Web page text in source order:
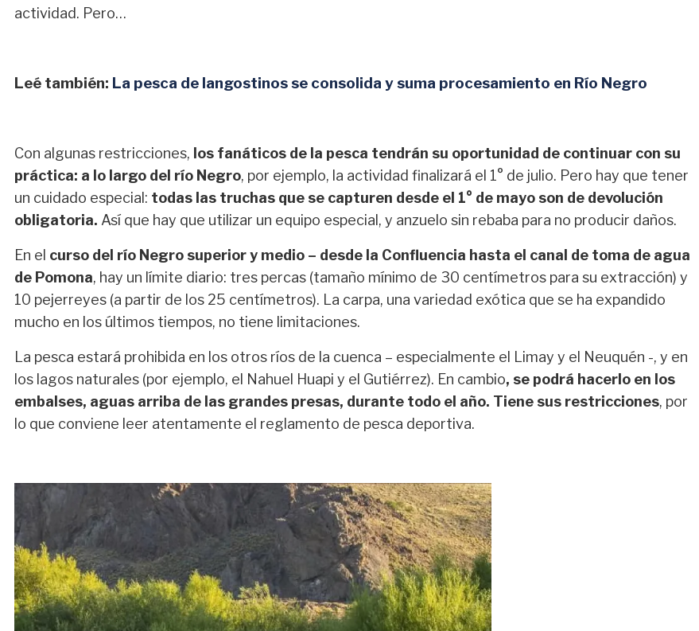
actividad. Pero…
Leé también: La pesca de langostinos se consolida y suma procesamiento en Río Negro
Con algunas restricciones, los fanáticos de la pesca tendrán su oportunidad de continuar con su
práctica: a lo largo del río Negro, por ejemplo, la actividad finalizará el 1° de julio. Pero hay que tener
un cuidado especial: todas las truchas que se capturen desde el 1° de mayo son de devolución
obligatoria. Así que hay que utilizar un equipo especial, y anzuelo sin rebaba para no producir daños.
En el curso del río Negro superior y medio – desde la Confluencia hasta el canal de toma de agua
de Pomona, hay un límite diario: tres percas (tamaño mínimo de 30 centímetros para su extracción) y
10 pejerreyes (a partir de los 25 centímetros). La carpa, una variedad exótica que se ha expandido
mucho en los últimos tiempos, no tiene limitaciones.
La pesca estará prohibida en los otros ríos de la cuenca – especialmente el Limay y el Neuquén -, y en
los lagos naturales (por ejemplo, el Nahuel Huapi y el Gutiérrez). En cambio, se podrá hacerlo en los
embalses, aguas arriba de las grandes presas, durante todo el año. Tiene sus restricciones, por
lo que conviene leer atentamente el reglamento de pesca deportiva.